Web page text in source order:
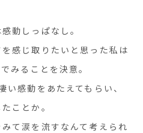
動しっぱなし。
感じ取りたいと思った私は
みることを決意。
感動をあたえてもらい、
ことか。
て涙を流すなんて考えられ